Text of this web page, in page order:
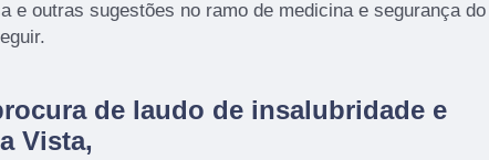
e outras sugestões no ramo de medicina e segurança do
de laudo de insalubridade e
Vista,